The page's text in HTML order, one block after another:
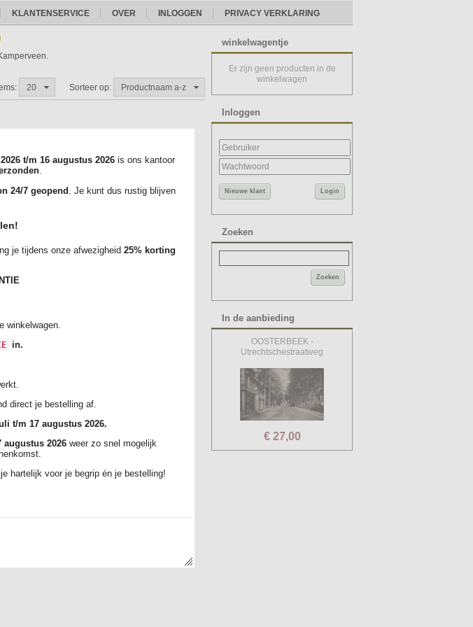
KLANTENSERVICE OVER INLOGGEN PRIVACY VERKLARING
Sorteer op: Productnaam a-z
20
aanwezig
eenvoudig, veilig en snel bij goltbeeck.eu
winkelwagentje
Er zijn geen producten in de
winkelwagen
Inloggen
Nieuwe klant Login
Zoeken
Zoeken
In de aanbieding
OOSTERBEEK -
Utrechtschestraatweg
€ 27,00
t/m 16 augustus 2026is ons kantoor
.
24/7 geopend . Je kunt dus rustig blijven
je tijdens onze afwezigheid 25% korting
winkelwagen.
in.
direct je bestelling af.
t/m 17 augustus 2026.
augustus 2026weer zo snel mogelijk
hartelijk voor je begrip én je bestelling!